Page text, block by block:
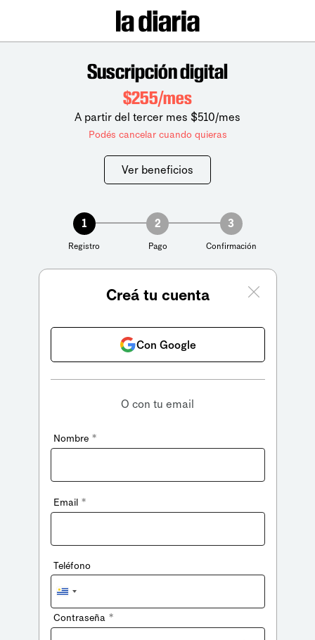
Suscripción digital
$255/mes
A partir del tercer mes $510/mes
Podés cancelar cuando quieras
Ver beneficios
1
Registro
2
Pago
3
Confirmación
Creá tu cuenta
Con Google
O con tu email
Nombre *
Email *
Teléfono
Uruguay
+598
Contraseña *